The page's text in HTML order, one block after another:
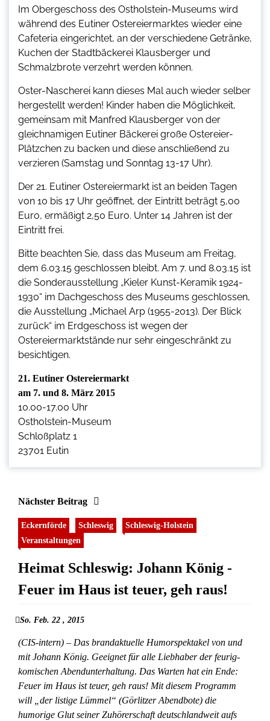
Im Obergeschoss des Ostholstein-Museums wird
während des Eutiner Ostereiermarktes wieder eine
Cafeteria eingerichtet, an der verschiedene Getränke,
Kuchen der Stadtbäckerei Klausberger und
Schmalzbrote verzehrt werden können.
Oster-Nascherei kann dieses Mal auch wieder selber
hergestellt werden! Kinder haben die Möglichkeit,
gemeinsam mit Manfred Klausberger von der
gleichnamigen Eutiner Bäckerei große Ostereier-
Plätzchen zu backen und diese anschließend zu
verzieren (Samstag und Sonntag 13-17 Uhr).
Der 21. Eutiner Ostereiermarkt ist an beiden Tagen
von 10 bis 17 Uhr geöffnet, der Eintritt beträgt 5,00
Euro, ermäßigt 2,50 Euro. Unter 14 Jahren ist der
Eintritt frei.
Bitte beachten Sie, dass das Museum am Freitag,
dem 6.03.15 geschlossen bleibt. Am 7. und 8.03.15 ist
die Sonderausstellung „Kieler Kunst-Keramik 1924-
1930“ im Dachgeschoss des Museums geschlossen,
die Ausstellung „Michael Arp (1955-2013). Der Blick
zurück“ im Erdgeschoss ist wegen der
Ostereiermarktstände nur sehr eingeschränkt zu
besichtigen.
21. Eutiner Ostereiermarkt
am 7. und 8. März 2015
10.00-17.00 Uhr
Ostholstein-Museum
Schloßplatz 1
23701 Eutin
Nächster Beitrag
Eckernförde Schleswig
Schleswig-Holstein
Veranstaltungen
Heimat Schleswig: Johann König -
Feuer im Haus ist teuer, geh raus!
So. Feb. 22 , 2015
(CIS-intern) – Das brandaktuelle Humorspektakel von und
mit Johann König. Geeignet für alle Liebhaber der feurig-
komischen Abendunterhaltung. Das Warten hat ein Ende:
Feuer im Haus ist teuer, geh raus! Mit diesem Programm
will „der listige Lümmel“ (Görlitzer Abendbote) die
humorige Glut seiner Zuhörerschaft deutschlandweit aufs